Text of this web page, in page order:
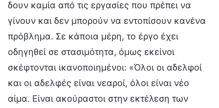
δουν καμία από τις εργασίες που πρέπει να
γίνουν και δεν μπορούν να εντοπίσουν κανένα
πρόβλημα. Σε κάποια μέρη, το έργο έχει
οδηγηθεί σε στασιμότητα, όμως εκείνοι
σκέφτονται ικανοποιημένοι: «Όλοι οι αδελφοί
και οι αδελφές είναι νεαροί, όλοι είναι νέο
αίμα. Είναι ακούραστοι στην εκτέλεση των